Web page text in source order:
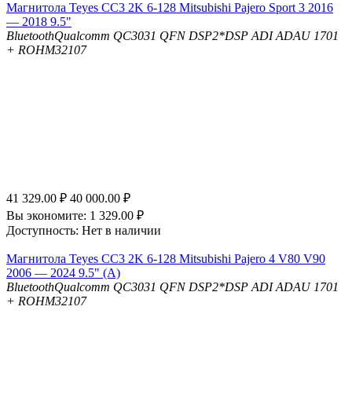
Магнитола Teyes CC3 2K 6-128 Mitsubishi Pajero Sport 3 2016
— 2018 9.5"
BluetoothQualcomm QC3031 QFN DSP2*DSP ADI ADAU 1701
+ ROHM32107
41 329.00 ₽ 40 000.00 ₽
Вы экономите: 1 329.00 ₽
Доступность: Нет в наличии
Магнитола Teyes CC3 2K 6-128 Mitsubishi Pajero 4 V80 V90
2006 — 2024 9.5" (A)
BluetoothQualcomm QC3031 QFN DSP2*DSP ADI ADAU 1701
+ ROHM32107